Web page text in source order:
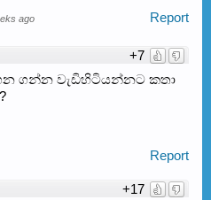
Report
ago
+7
ගන්න වැඩිහිටියන්නට කතා
Report
+17